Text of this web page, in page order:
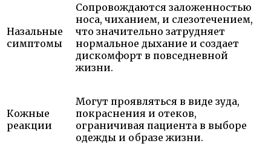
Назальные
симптомы
Сопровождаются заложенностью
носа, чиханием, и слезотечением,
что значительно затрудняет
нормальное дыхание и создает
дискомфорт в повседневной
жизни.
Кожные
реакции
Могут проявляться в виде зуда,
покраснения и отеков,
ограничивая пациента в выборе
одежды и образе жизни.